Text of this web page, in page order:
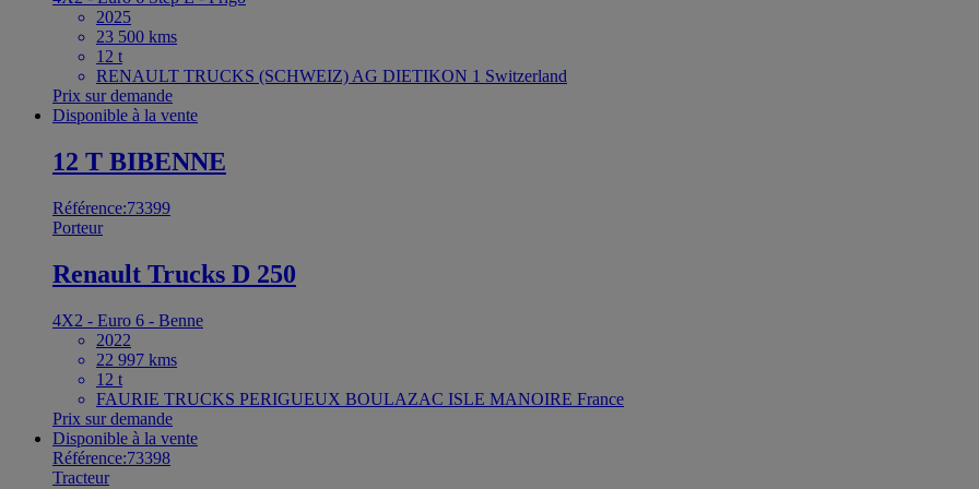
2025
23 500 kms
12 t
RENAULT TRUCKS (SCHWEIZ) AG DIETIKON 1 Switzerland
Prix sur demande
Disponible à la vente
12 T BIBENNE
Référence:73399
Porteur
Renault Trucks D 250
4X2 - Euro 6 - Benne
2022
22 997 kms
12 t
FAURIE TRUCKS PERIGUEUX BOULAZAC ISLE MANOIRE France
Prix sur demande
Disponible à la vente
Référence:73398
Tracteur